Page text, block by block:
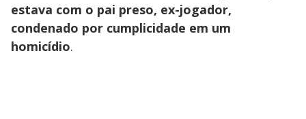
estava com o pai preso, ex-jogador,
condenado por cumplicidade em um
homicídio.